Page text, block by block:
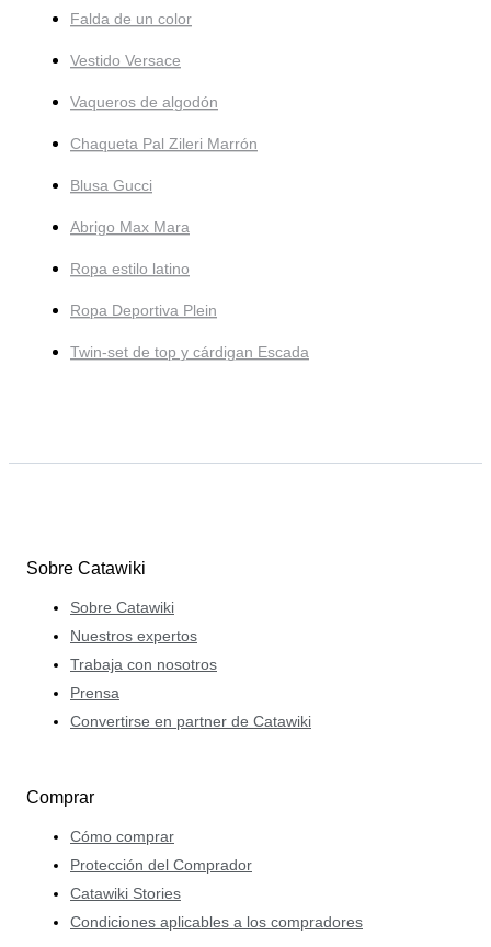
Falda de un color
Vestido Versace
Vaqueros de algodón
Chaqueta Pal Zileri Marrón
Blusa Gucci
Abrigo Max Mara
Ropa estilo latino
Ropa Deportiva Plein
Twin-set de top y cárdigan Escada
Sobre Catawiki
Sobre Catawiki
Nuestros expertos
Trabaja con nosotros
Prensa
Convertirse en partner de Catawiki
Comprar
Cómo comprar
Protección del Comprador
Catawiki Stories
Condiciones aplicables a los compradores